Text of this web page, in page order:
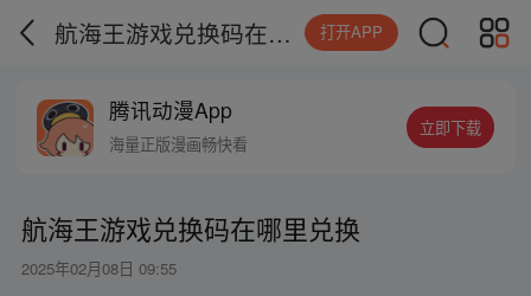
航海王游戏兑换码在哪里兑换 打开APP
腾讯动漫App
海量正版漫画畅快看
立即下载
航海王游戏兑换码在哪里兑换
2025年02月08日 09:55